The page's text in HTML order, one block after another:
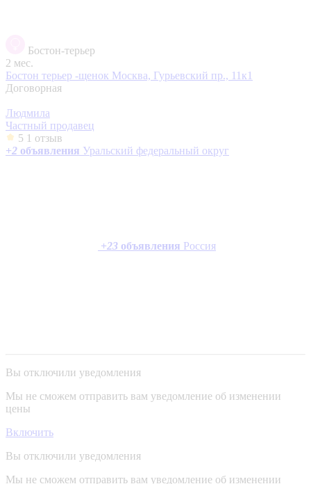
Бостон-терьер
2 мес.
Бостон терьер -щенок Москва, Гурьевский пр., 11к1
Договорная
Людмила
Частный продавец
5 1 отзыв
+2 объявления Уральский федеральный округ
+23 объявления Россия
Вы отключили уведомления
Мы не сможем отправить вам уведомление об изменении
цены
Включить
Вы отключили уведомления
Мы не сможем отправить вам уведомление об изменении